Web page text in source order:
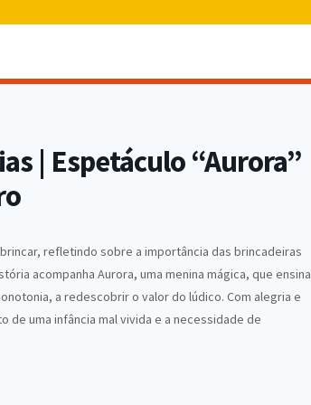
| Espetáculo “Aurora”
refletindo sobre a importância das brincadeiras
acompanha Aurora, uma menina mágica, que ensina
a redescobrir o valor do lúdico. Com alegria e
de uma infância mal vivida e a necessidade de